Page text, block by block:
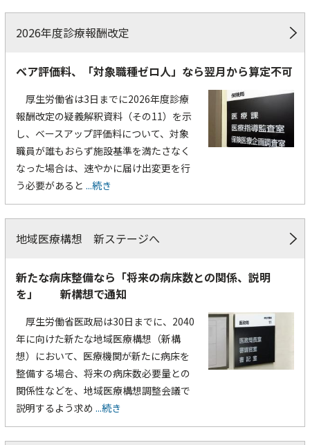
2026年度診療報酬改定
ベア評価料、「対象職種ゼロ人」なら翌月から算定不可
厚生労働省は3日までに2026年度診療
報酬改定の疑義解釈資料（その11）を示
し、ベースアップ評価料について、対象
職員が誰もおらず施設基準を満たさなく
なった場合は、速やかに届け出変更を行
う必要があると ...続き
地域医療構想 新ステージへ
新たな病床整備なら「将来の病床数との関係、説明
を」 新構想で通知
厚生労働省医政局は30日までに、2040
年に向けた新たな地域医療構想（新構
想）において、医療機関が新たに病床を
整備する場合、将来の病床数必要量との
関係性などを、地域医療構想調整会議で
説明するよう求め ...続き